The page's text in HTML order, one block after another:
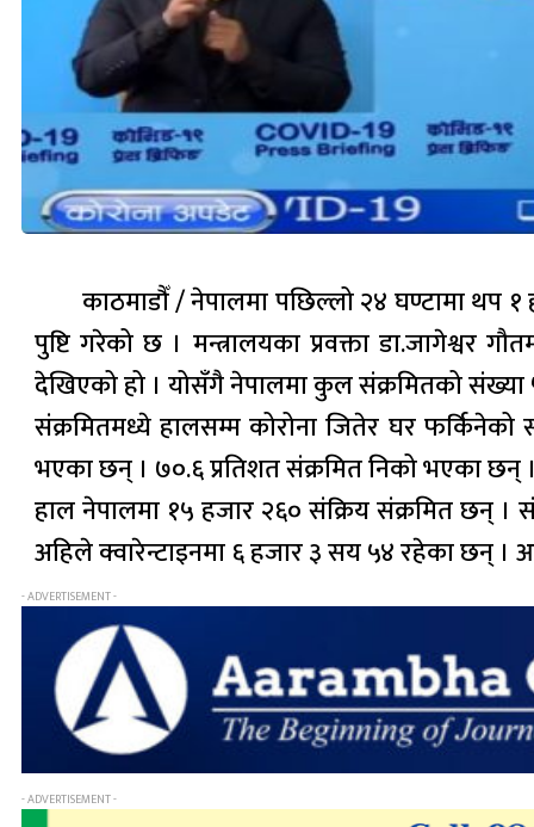
काठमाडौँ / नेपालमा पछिल्लो २४ घण्टामा थप
पुष्टि गरेको छ । मन्त्रालयका प्रवक्ता डा.जागेश्वर
देखिएको हो । योसँगै नेपालमा कुल संक्रमितको
संक्रमितमध्ये हालसम्म कोरोना जितेर घर
भएका छन् । ७०.६ प्रतिशत संक्रमित निको भएका छन्
हाल नेपालमा १५ हजार २६० संक्रिय संक्रमित छन्
अहिले क्वारेन्टाइनमा ६ हजार ३ सय ५४ रहेका छन्
- ADVERTISEMENT -
- ADVERTISEMENT -